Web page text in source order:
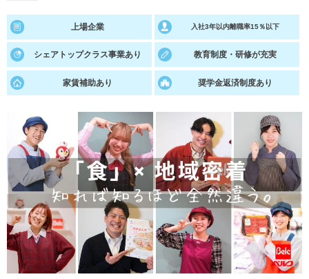
適職診断
あなたに合う仕事を診断！
就活チャンネル
就活時事ニュースを更新 不明点があればこちら
上場企業 入社3年以内離職率15％以下
シェアトップクラス事業あり 教育制度・研修が充実
家賃補助あり 奨学金返済制度あり